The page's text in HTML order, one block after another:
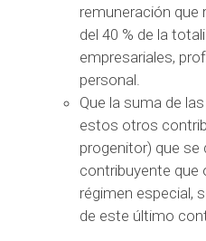
remuneración
del 40 % de la
empresariales,
personal.
Que la suma de
estos otros
progenitor) que se
contribuyente que
régimen especial,
de este último